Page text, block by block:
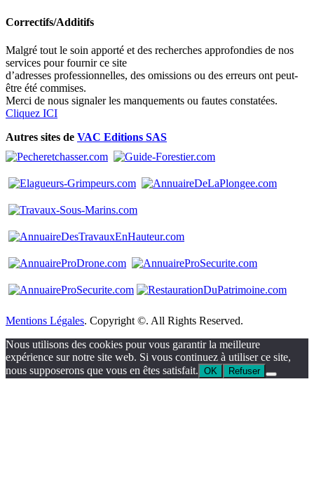
Correctifs/Additifs
Malgré tout le soin apporté et des recherches approfondies de nos
services pour fournir ce site
d’adresses professionnelles, des omissions ou des erreurs ont peut-
être été commises.
Merci de nous signaler les manquements ou fautes constatées.
Cliquez ICI
Autres sites de VAC Editions SAS
Mentions Légales. Copyright ©. All Rights Reserved.
Nous utilisons des cookies pour vous garantir la meilleure
expérience sur notre site web. Si vous continuez à utiliser ce site,
nous supposerons que vous en êtes satisfait. OK Refuser